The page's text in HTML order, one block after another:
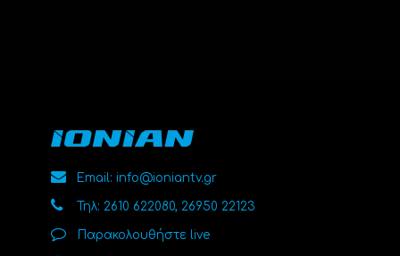
Email: info@ioniantv.gr
Τηλ: 2610 622080, 26950 22123
Παρακολουθήστε live